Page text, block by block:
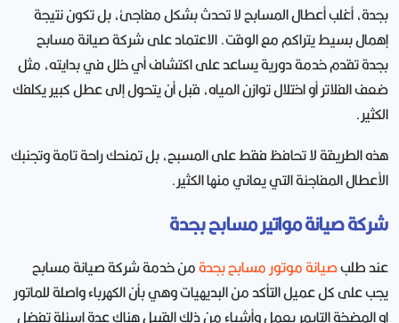
بجدة، أغلب أعطال المسابح لا تحدث بشكل مفاجئ، بل تكون نتيجة
إهمال بسيط يتراكم مع الوقت. الاعتماد على شركة صيانة مسابح
بجدة تقدم خدمة دورية يساعد على اكتشاف أي خلل في بدايته، مثل
ضعف الفلاتر أو اختلال توازن المياه، قبل أن يتحول إلى عطل كبير يكلفك
الكثير.
هذه الطريقة لا تحافظ فقط على المسبح، بل تمنحك راحة تامة وتجنبك
الأعطال المفاجئة التي يعاني منها الكثير.
شركة صيانة مواتير مسابح بجدة
عند طلبصيانة موتور مسابح بجدةمن خدمة شركة صيانة مسابح
يجب على كل عميل التأكد من البديهيات وهي بأن الكهرباء واصلة للماتور
او المضخة التايمر يعمل وأشياء من ذلك القبيل هناك عدة اسئلة تفضل